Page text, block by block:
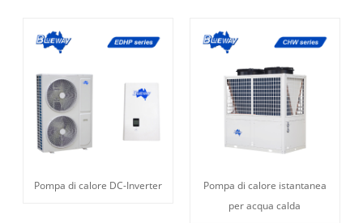
Pompa di calore DC-Inverter
Pompa di calore istantanea
per acqua calda